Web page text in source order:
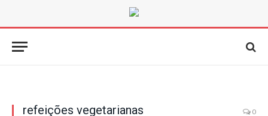
refeições vegetarianas 0